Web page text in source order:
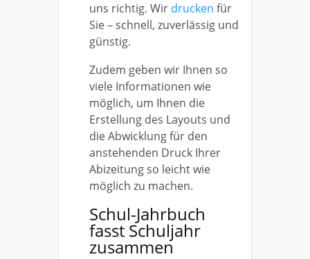
uns richtig. Wir drucken für
Sie – schnell, zuverlässig und
günstig.
Zudem geben wir Ihnen so
viele Informationen wie
möglich, um Ihnen die
Erstellung des Layouts und
die Abwicklung für den
anstehenden Druck Ihrer
Abizeitung so leicht wie
möglich zu machen.
Schul-Jahrbuch
fasst Schuljahr
zusammen